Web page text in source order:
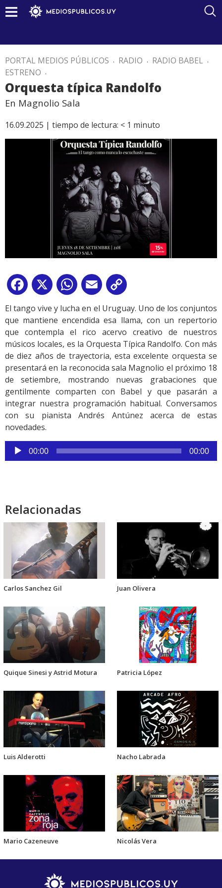
PORTAL MEDIOS PÚBLICOS . RADIO . RADIO BABEL .
ESTRENO .
Orquesta típica Randolfo
En Magnolio Sala
16.09.2025 | tiempo de lectura: < 1 minuto
Facebook
X WhatsApp
Email
Link
El tango vive y lucha en el Uruguay. Uno de los conjuntos
que mantiene encendida esa llama, con un repertorio
que contempla el rico acervo creativo de nuestros
músicos locales, es la Orquesta Típica Randolfo. Con más
de diez años de trayectoria, esta excelente orquesta se
presentará en la reconocida sala Magnolio el próximo 18
de setiembre, mostrando nuevas grabaciones que
gentilmente comparten con Babel y que pasarán a
integrar nuestra programación habitual. Conversamos
con su pianista Andrés Antúnez acerca de estas
novedades.
Reproductor
de
00:00 00:00
Relacionadas
Carlos Sanchez Gil Juan Olivera
Quique Sinesi y Astrid Motura Patricia López
Luis Alderotti Nacho Labrada
Mario Cazeneuve Nicolás Vera